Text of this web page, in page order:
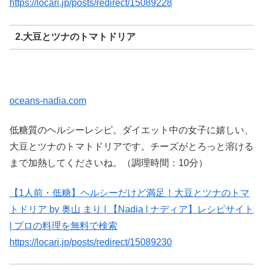
https://locari.jp/posts/redirect/15089228
2.大豆とツナのトマトドリア
oceans-nadia.com
低糖質のヘルシーレシピ。ダイエット中の女子に嬉しい、
大豆とツナのトマトドリアです。チーズがとろっと溶ける
まで加熱してくださいね。（調理時間：10分）
【1人前・低糖】ヘルシーだけど満足！大豆とツナのトマ
トドリア by 奥山 まり | 【Nadia | ナディア】レシピサイト
| プロの料理を無料で検索
https://locari.jp/posts/redirect/15089230